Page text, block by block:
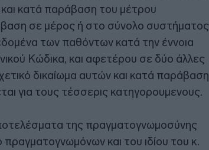
και κατά παράβαση του μέτρου
σε μέρος ή στο σύνολο συστήματος
των παθόντων κατά την έννοια
Κώδικα, και αφετέρου σε δύο άλλες
δικαίωμα αυτών και κατά παράβαση
για τους τέσσερις κατηγορουμενους.
της πραγματογνωμοσύνης
και του ιδίου του κ.